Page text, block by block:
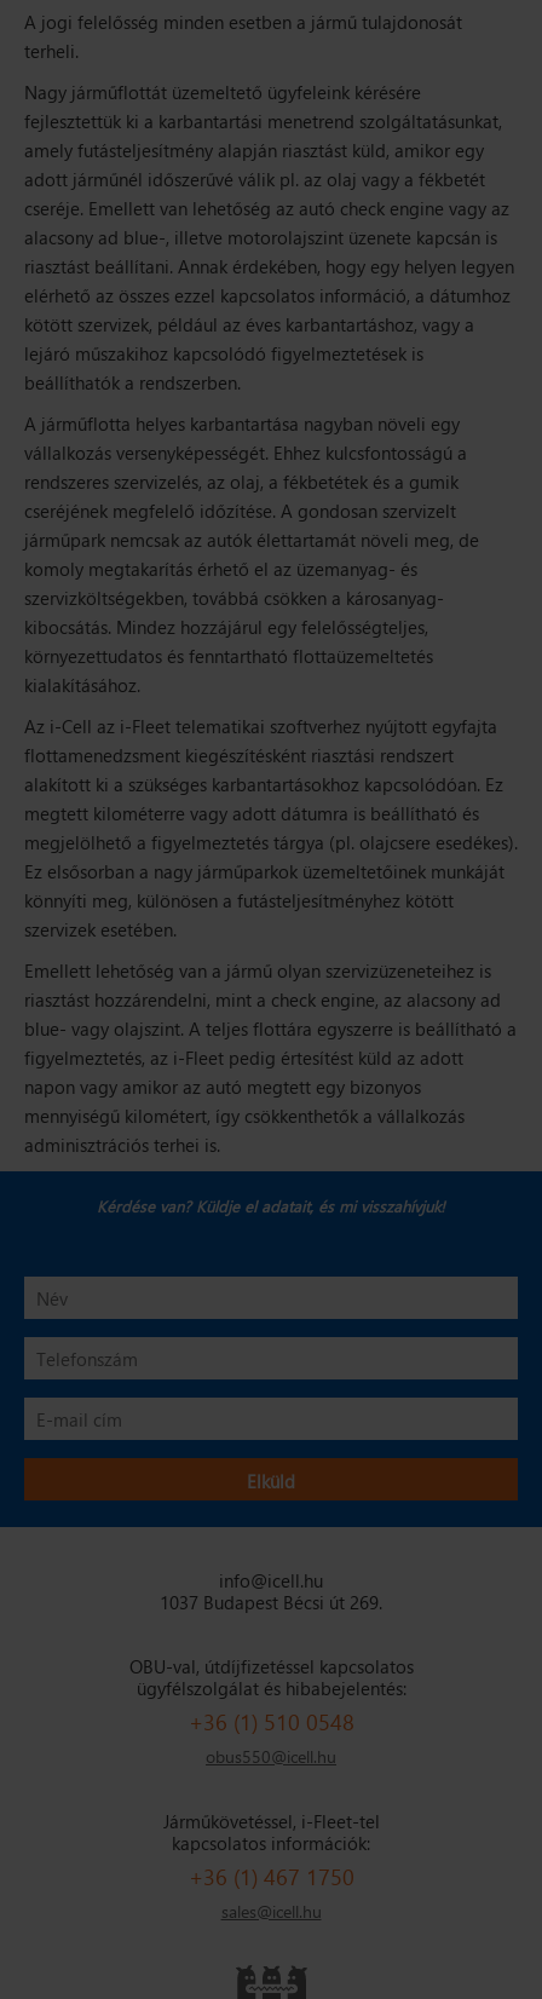
A jogi felelősség minden esetben a jármű tulajdonosát
terheli.
Nagy járműflottát üzemeltető ügyfeleink kérésére
fejlesztettük ki a karbantartási menetrend szolgáltatásunkat,
amely futásteljesítmény alapján riasztást küld, amikor egy
adott járműnél időszerűvé válik pl. az olaj vagy a fékbetét
cseréje. Emellett van lehetőség az autó check engine vagy az
alacsony ad blue-, illetve motorolajszint üzenete kapcsán is
riasztást beállítani. Annak érdekében, hogy egy helyen legyen
elérhető az összes ezzel kapcsolatos információ, a dátumhoz
kötött szervizek, például az éves karbantartáshoz, vagy a
lejáró műszakihoz kapcsolódó figyelmeztetések is
beállíthatók a rendszerben.
A járműflotta helyes karbantartása nagyban növeli egy
vállalkozás versenyképességét. Ehhez kulcsfontosságú a
rendszeres szervizelés, az olaj, a fékbetétek és a gumik
cseréjének megfelelő időzítése. A gondosan szervizelt
járműpark nemcsak az autók élettartamát növeli meg, de
komoly megtakarítás érhető el az üzemanyag- és
szervizköltségekben, továbbá csökken a károsanyag-
kibocsátás. Mindez hozzájárul egy felelősségteljes,
környezettudatos és fenntartható flottaüzemeltetés
kialakításához.
Az i-Cell az i-Fleet telematikai szoftverhez nyújtott egyfajta
flottamenedzsment kiegészítésként riasztási rendszert
alakított ki a szükséges karbantartásokhoz kapcsolódóan. Ez
megtett kilométerre vagy adott dátumra is beállítható és
megjelölhető a figyelmeztetés tárgya (pl. olajcsere esedékes).
Ez elsősorban a nagy járműparkok üzemeltetőinek munkáját
könnyíti meg, különösen a futásteljesítményhez kötött
szervizek esetében.
Emellett lehetőség van a jármű olyan szervizüzeneteihez is
riasztást hozzárendelni, mint a check engine, az alacsony ad
blue- vagy olajszint. A teljes flottára egyszerre is beállítható a
figyelmeztetés, az i-Fleet pedig értesítést küld az adott
napon vagy amikor az autó megtett egy bizonyos
mennyiségű kilométert, így csökkenthetők a vállalkozás
adminisztrációs terhei is.
Kérdése van? Küldje el adatait, és mi visszahívjuk!
info@icell.hu
1037 Budapest Bécsi út 269.
OBU-val, útdíjfizetéssel kapcsolatos
ügyfélszolgálat és hibabejelentés:
+36 (1) 510 0548
obus550@icell.hu
Járműkövetéssel, i-Fleet-tel
kapcsolatos információk:
+36 (1) 467 1750
sales@icell.hu